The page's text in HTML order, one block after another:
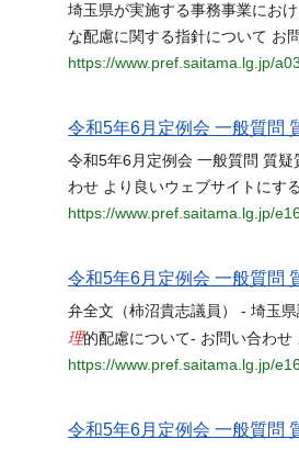
埼玉県が実施する事務事業にお
な配慮に関する指針について お
https://www.pref.saitama.lg.jp/
令和5年6月定例会 一般質問
令和5年6月定例会 一般質問 質
わせ より良いウェブサイトにす
https://www.pref.saitama.lg.jp/
令和5年6月定例会 一般質問
弁全文（柿沼貴志議員） - 埼玉
理的配慮について- お問い合わ
https://www.pref.saitama.lg.jp/
令和5年6月定例会 一般質問